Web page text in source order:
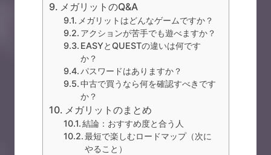
メガリットのQ&A
メガリットはどんなゲームですか？
アクションが苦手でも遊べますか？
EASYとQUESTの違いは何です
か？
パスワードはありますか？
中古で買うなら何を確認すべきです
か？
メガリットのまとめ
結論：おすすめ度と合う人
最短で楽しむロードマップ（次に
やること）